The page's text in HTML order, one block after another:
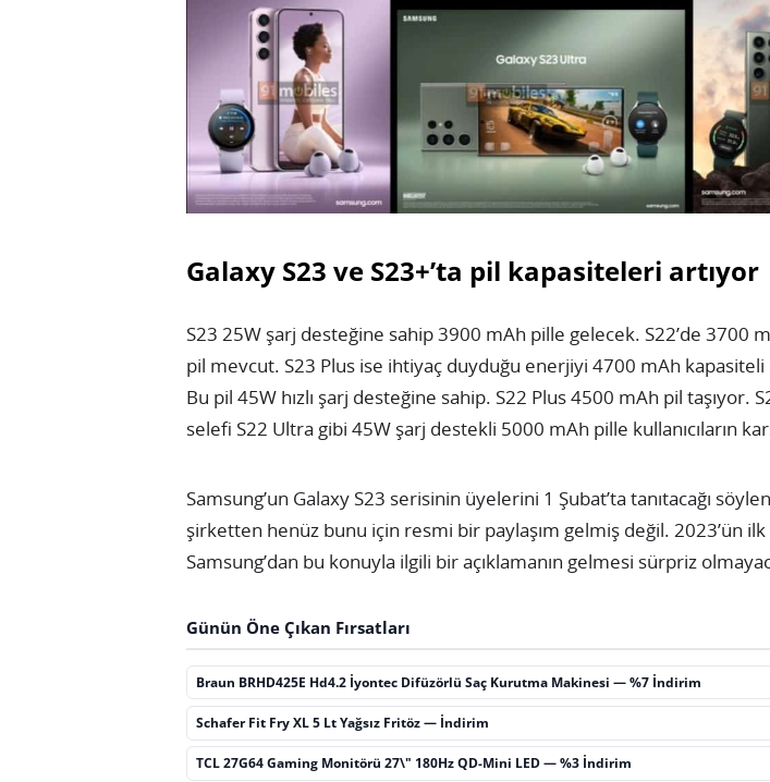
Galaxy S23 ve S23+’ta pil kapasiteleri artıyor
S23 25W şarj desteğine sahip 3900 mAh pille gelecek. S22’de 3700
pil mevcut. S23 Plus ise ihtiyaç duyduğu enerjiyi 4700 mAh kapasiteli
Bu pil 45W hızlı şarj desteğine sahip. S22 Plus 4500 mAh pil taşıyor.
selefi S22 Ultra gibi 45W şarj destekli 5000 mAh pille kullanıcıların
Samsung’un Galaxy S23 serisinin üyelerini 1 Şubat’ta tanıtacağı
şirketten henüz bunu için resmi bir paylaşım gelmiş değil. 2023’ün
Samsung’dan bu konuyla ilgili bir açıklamanın gelmesi sürpriz
Günün Öne Çıkan Fırsatları
Braun BRHD425E Hd4.2 İyontec Difüzörlü Saç Kurutma Makinesi — %7 İndirim
Schafer Fit Fry XL 5 Lt Yağsız Fritöz — İndirim
TCL 27G64 Gaming Monitörü 27\" 180Hz QD-Mini LED — %3 İndirim